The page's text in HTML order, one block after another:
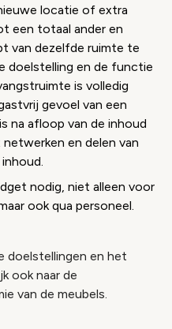
locatie of extra
een totaal ander en
van dezelfde ruimte te
doelstelling en de functie
is volledig
gevoel van een
na afloop van de inhoud
en delen van
nodig, niet alleen voor
ook qua personeel.
doelstellingen en het
ook naar de
van de meubels.